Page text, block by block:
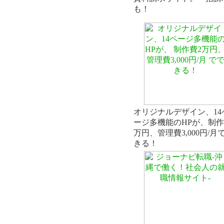
も！
オリジナルデザイン、14
ージ多機能のHPが、制
万円、管理費3,000円/月
きる！